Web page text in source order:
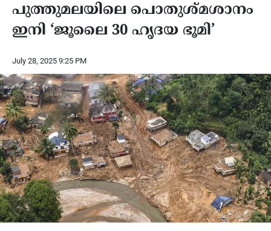
പുത്തുമലയിലെ പൊതുശ്മശാനം
ഇനി ‘ജൂലൈ 30 ഹൃദയ ഭൂമി’
July 28, 2025 9:25 PM